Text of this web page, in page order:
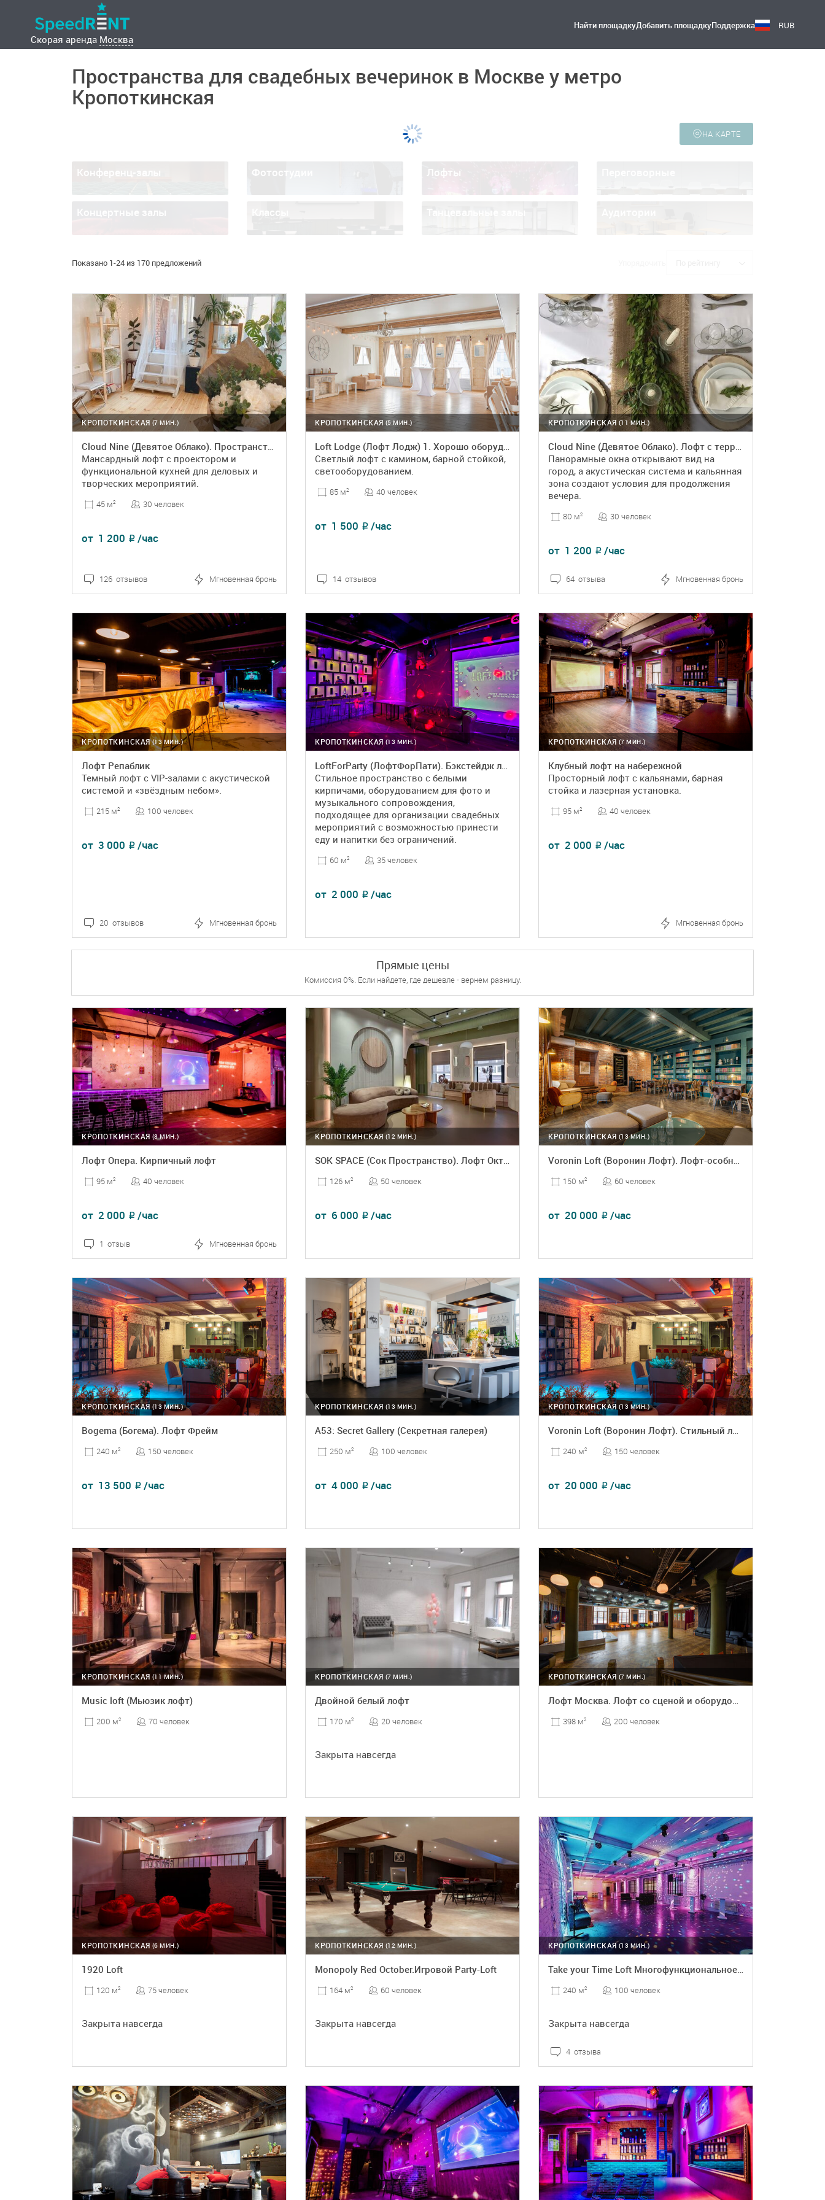
Скорая аренда Москва
Найти площадкуДобавить площадкуПоддержка RUB
Пространства для свадебных вечеринок в Москве у метро
Кропоткинская
НА КАРТЕ
Конференц-залы Фотостудии Лофты
Концертные залы Классы Танцевальные залы
Показано 1-24 из 170 предложений
(7 МИН.)
КРОПОТКИНСКАЯ
Cloud Nine (Девятое Облако). Пространство на мансардном этаже
Мансардный лофт с проектором и
функциональной кухней для деловых и
творческих мероприятий.
45 м2 30 человек
от 1 200 ₽ /час
126 отзывов Мгновенная бронь
(5 МИН.)
КРОПОТКИНСКАЯ
Loft Lodge (Лофт Лодж) 1. Хорошо оборудованный лофт
Светлый лофт с камином, барной стойкой,
светооборудованием.
85 м2 40 человек
от 1 500 ₽ /час
14 отзывов
(11 МИН.)
КРОПОТКИНСКАЯ
Cloud Nine (Девятое Облако). Лофт с террасой
Панорамные окна открывают вид на
город, а акустическая система и кальянная
зона создают условия для продолжения
вечера.
80 м2 30 человек
от 1 200 ₽ /час
64 отзыва Мгновенная бронь
(13 МИН.)
КРОПОТКИНСКАЯ
Лофт Репаблик
Темный лофт с VIP-залами с акустической
системой и «звёздным небом».
215 м2 100 человек
от 3 000 ₽ /час
20 отзывов Мгновенная бронь
ПОДРОБНЕЕ БРОНЬ
(13 МИН.)
КРОПОТКИНСКАЯ
LoftForParty (ЛофтФорПати). Бэкстейдж лофт
Стильное пространство с белыми
кирпичами, оборудованием для фото и
музыкального сопровождения,
подходящее для организации свадебных
мероприятий с возможностью принести
еду и напитки без ограничений.
60 м2 35 человек
от 2 000 ₽ /час
ПОДРОБНЕЕ БРОНЬ
(7 МИН.)
КРОПОТКИНСКАЯ
Клубный лофт на набережной
Просторный лофт с кальянами, барная
стойка и лазерная установка.
95 м2 40 человек
от 2 000 ₽ /час
Мгновенная бронь
ПОДРОБНЕЕ БРОНЬ
Прямые цены
Комиссия 0%. Если найдете, где дешевле - вернем разницу.
(8 МИН.)
КРОПОТКИНСКАЯ
Лофт Опера. Кирпичный лофт
95 м2 40 человек
от 2 000 ₽ /час
1 отзыв Мгновенная бронь
(12 МИН.)
КРОПОТКИНСКАЯ
SOK SPACE (Сок Пространство). Лофт Октябрь
126 м2 50 человек
от 6 000 ₽ /час
(13 МИН.)
КРОПОТКИНСКАЯ
Voronin Loft (Воронин Лофт). Лофт-особняк
150 м2 60 человек
от 20 000 ₽ /час
(13 МИН.)
КРОПОТКИНСКАЯ
Bogema (Богема). Лофт Фрейм
240 м2 150 человек
от 13 500 ₽ /час
(13 МИН.)
КРОПОТКИНСКАЯ
А53: Secret Gallery (Секретная галерея)
250 м2 100 человек
от 4 000 ₽ /час
(13 МИН.)
КРОПОТКИНСКАЯ
Voronin Loft (Воронин Лофт). Стильный лофт
240 м2 150 человек
от 20 000 ₽ /час
(11 МИН.)
КРОПОТКИНСКАЯ
Music loft (Мьюзик лофт)
200 м2 70 человек
(7 МИН.)
КРОПОТКИНСКАЯ
Двойной белый лофт
170 м2 20 человек
Закрыта навсегда
(7 МИН.)
КРОПОТКИНСКАЯ
Лофт Москва. Лофт со сценой и оборудованием
398 м2 200 человек
(6 МИН.)
КРОПОТКИНСКАЯ
1920 Loft
120 м2 75 человек
Закрыта навсегда
(12 МИН.)
КРОПОТКИНСКАЯ
Monopoly Red October.Игровой Party-Loft
164 м2 60 человек
Закрыта навсегда
(13 МИН.)
КРОПОТКИНСКАЯ
Take your Time Loft Многофункциональное пространство
240 м2 100 человек
Закрыта навсегда
4 отзыва